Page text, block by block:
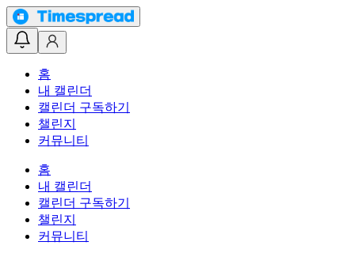
홈
내 캘린더
캘린더 구독하기
챌린지
커뮤니티
홈
내 캘린더
캘린더 구독하기
챌린지
커뮤니티